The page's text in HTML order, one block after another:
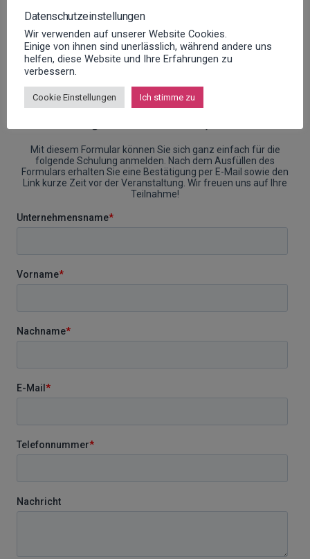
Datenschutzeinstellungen
Wir verwenden auf unserer Website Cookies.
Einige von ihnen sind unerlässlich, während andere uns
helfen, diese Website und Ihre Erfahrungen zu
verbessern.
Cookie Einstellungen Ich stimme zu